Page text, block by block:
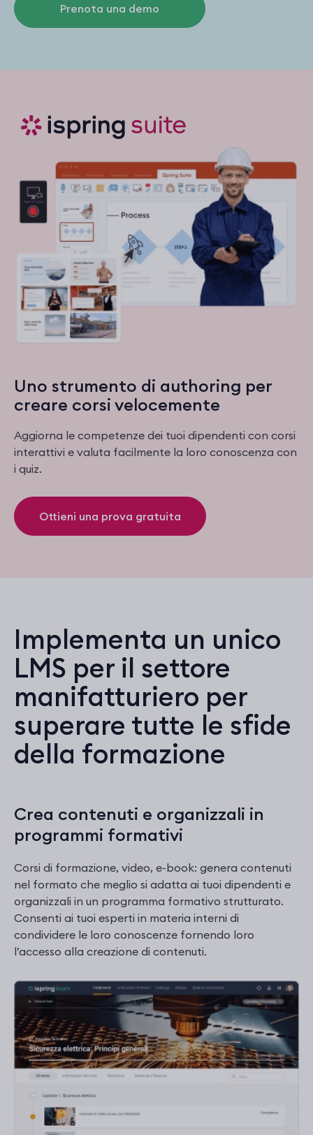
Prenota una demo
Uno strumento di authoring per
creare corsi velocemente
Aggiorna le competenze dei tuoi dipendenti con corsi
interattivi e valuta facilmente la loro conoscenza con
i quiz.
Ottieni una prova gratuita
Implementa un unico
LMS per il settore
manifatturiero per
superare tutte le sfide
della formazione
Crea contenuti e organizzali in
programmi formativi
Corsi di formazione, video, e-book: genera contenuti
nel formato che meglio si adatta ai tuoi dipendenti e
organizzali in un programma formativo strutturato.
Consenti ai tuoi esperti in materia interni di
condividere le loro conoscenze fornendo loro
l’accesso alla creazione di contenuti.